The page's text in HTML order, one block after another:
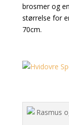
brosmer og
størrelse for
70cm.